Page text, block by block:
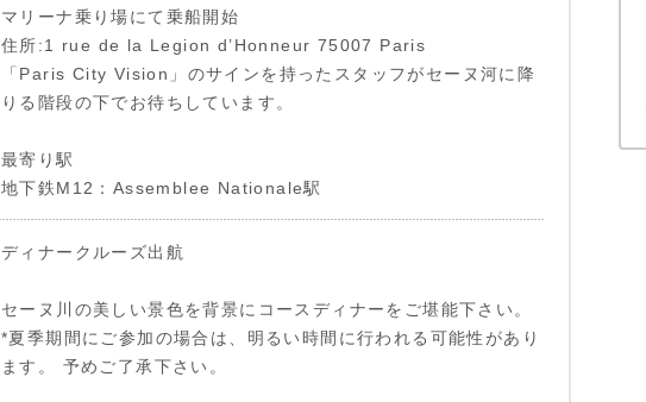
マリーナ乗り場にて乗船開始
住所:1 rue de la Legion d’Honneur 75007 Paris
「Paris City Vision」のサインを持ったスタッフがセーヌ河に降
りる階段の下でお待ちしています。
最寄り駅
地下鉄M12：Assemblee Nationale駅
ディナークルーズ出航
セーヌ川の美しい景色を背景にコースディナーをご堪能下さい。
*夏季期間にご参加の場合は、明るい時間に行われる可能性があり
ます。 予めご了承下さい。